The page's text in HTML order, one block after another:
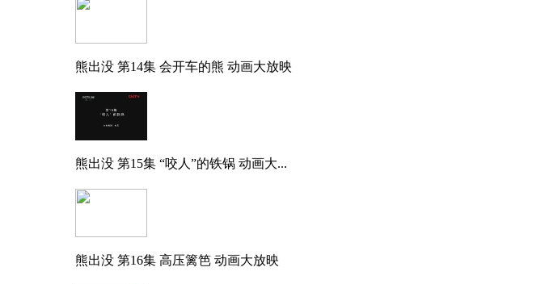
熊出没 第14集 会开车的熊 动画大放映
熊出没 第15集 “咬人”的铁锅 动画大...
熊出没 第16集 高压篱笆 动画大放映